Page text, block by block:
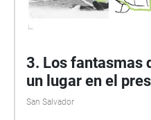
3. Los fantasmas
un lugar en el
San Salvador